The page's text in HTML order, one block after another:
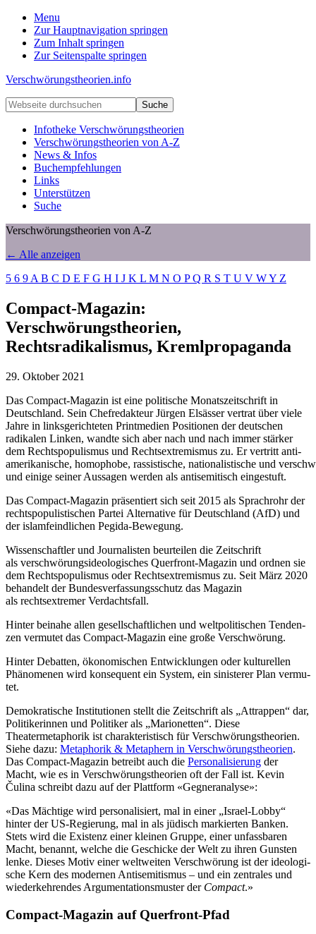
Menu
Zur Hauptnavigation springen
Zum Inhalt springen
Zur Seitenspalte springen
Verschwörungstheorien.info
Beiträge
zu
Merkmalen,
Funktionen
Risiken
konspirationistischen
Denkens
Webseite
durchsuchen
Infotheke Verschwörungstheorien
Verschwörungstheorien von A-Z
News & Infos
Buchempfehlungen
Links
Unterstützen
Suche
Verschwörungstheorien von A-Z
← Alle anzeigen
5 6 9 A B C D E F G H I J K L M N O PQ R S T U V WY Z
Compact-Magazin:
Verschwörungstheorien,
Rechtsradikalismus, Kremlpropaganda
29. Oktober 2021
Das Compact-Magazin ist eine politische Monatszeitschrift in
Deutschland. Sein Chefredakteur Jürgen Elsässer vertrat über viele
Jahre in linksgerichteten Printmedien Positionen der deutschen
radikalen Linken, wandte sich aber nach und nach immer stärker
dem Rechtspopulismus und Rechtsextremismus zu. Er vertritt anti-
amerikanische, homophobe, rassistische, nationalistische und
und einige seiner Aussagen werden als antisemitisch eingestuft.
Das Compact-Magazin präsentiert sich seit 2015 als Sprachrohr der
rechtspopulistischen Partei Alternative für Deutschland (AfD) und
der islamfeindlichen Pegida-Bewegung.
Wissenschaftler und Journalisten beurteilen die Zeitschrift
als verschwörungsideologisches Querfront-Magazin und ordnen sie
dem Rechtspopulismus oder Rechtsextremismus zu. Seit März 2020
behandelt der Bundesverfassungsschutz das Magazin
als rechtsextremer Verdachtsfall.
Hinter beinahe allen gesell­schaft­li­chen und welt­po­li­ti­schen Ten­den­
zen ver­mu­tet das Compact-Magazin eine große Ver­schwö­rung.
Hinter Debat­ten, öko­no­mi­schen Ent­wick­lun­gen oder kul­tu­rel­len
Phä­no­me­nen wird konsequent ein System, ein sinis­te­rer Plan ver­mu­
tet.
Demo­kra­ti­sche Insti­tu­tio­nen stellt die Zeitschrift als „Attrap­pen“ dar,
Politikerinnen und Politiker als „Mario­net­ten“. Diese
Theatermetaphorik ist charakteristisch für Verschwörungstheorien.
Siehe dazu: Metaphorik & Metaphern in Verschwörungstheorien.
Das Compact-Magazin betreibt auch die Personalisierung der
Macht, wie es in Verschwörungstheorien oft der Fall ist. Kevin
Čulina schreibt dazu auf der Plattform «Gegneranalyse»:
«Das Mäch­tige wird per­so­na­li­siert, mal in einer „Israel-Lobby“
hinter der US-Regie­rung, mal in als jüdisch mar­kier­ten Banken.
Stets wird die Exis­tenz einer kleinen Gruppe, einer unfass­ba­ren
Macht, benannt, welche die Geschi­cke der Welt zu ihren Gunsten
lenke. Dieses Motiv einer welt­wei­ten Ver­schwö­rung ist der ideo­lo­gi­
sche Kern des moder­nen Anti­se­mi­tis­mus – und ein zen­tra­les und
wie­der­keh­ren­des Argu­men­ta­ti­ons­mus­ter der Compact.»
Compact-Magazin auf Querfront-Pfad